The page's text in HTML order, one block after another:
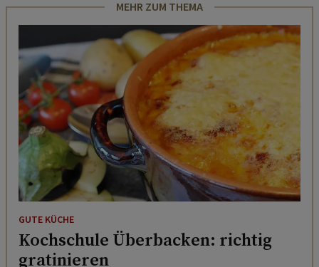
MEHR ZUM THEMA
GUTE KÜCHE
Kochschule Überbacken: richtig
gratinieren